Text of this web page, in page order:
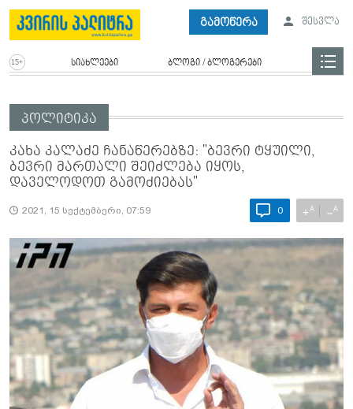
გამოწერა შესვლა
სიახლეები ბლოგი / ბლოგერები
პოლიტიკა
კახა კალაძე ჩანაწერებზე: "ბევრი ტყუილი,
ბევრი მართალი შეიძლება იყოს,
დაველოდოთ გამოძიებას"
2021, 15 სექტემბერი, 07:59 0 +A −A